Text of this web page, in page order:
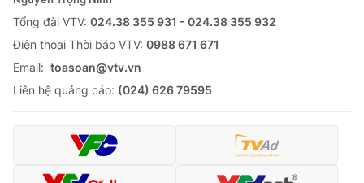
Tổng đài VTV: 024.38 355 931 - 024.38 355 932
Ðiện thoại Thời báo VTV: 0988 671 671
Email: toasoan@vtv.vn
Liên hệ quảng cáo: (024) 626 79595